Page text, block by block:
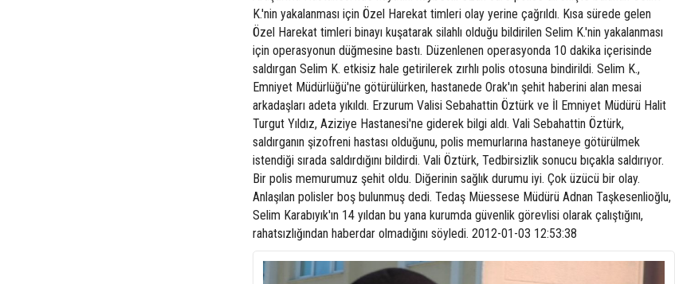
K.'nin yakalanması için Özel Harekat timleri olay yerine çağrıldı. Kısa sürede gelen
Özel Harekat timleri binayı kuşatarak silahlı olduğu bildirilen Selim K.'nin yakalanması
için operasyonun düğmesine bastı. Düzenlenen operasyonda 10 dakika içerisinde
saldırgan Selim K. etkisiz hale getirilerek zırhlı polis otosuna bindirildi. Selim K.,
Emniyet Müdürlüğü'ne götürülürken, hastanede Orak'ın şehit haberini alan mesai
arkadaşları adeta yıkıldı. Erzurum Valisi Sebahattin Öztürk ve İl Emniyet Müdürü Halit
Turgut Yıldız, Aziziye Hastanesi'ne giderek bilgi aldı. Vali Sebahattin Öztürk,
saldırganın şizofreni hastası olduğunu, polis memurlarına hastaneye götürülmek
istendiği sırada saldırdığını bildirdi. Vali Öztürk, Tedbirsizlik sonucu bıçakla saldırıyor.
Bir polis memurumuz şehit oldu. Diğerinin sağlık durumu iyi. Çok üzücü bir olay.
Anlaşılan polisler boş bulunmuş dedi. Tedaş Müessese Müdürü Adnan Taşkesenlioğlu,
Selim Karabıyık'ın 14 yıldan bu yana kurumda güvenlik görevlisi olarak çalıştığını,
rahatsızlığından haberdar olmadığını söyledi. 2012-01-03 12:53:38